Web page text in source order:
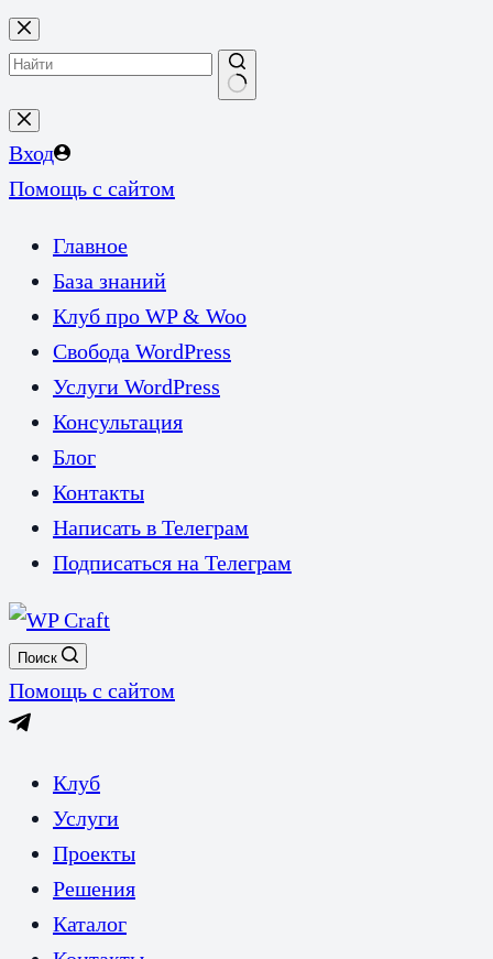
Перейти
к
Ничего
не
найдено
Вход
Помощь с сайтом
Главное
База знаний
Клуб про WP & Woo
Свобода WordPress
Услуги WordPress
Консультация
Блог
Контакты
Написать в Телеграм
Подписаться на Телеграм
Поиск
Помощь с сайтом
Клуб
Услуги
Проекты
Решения
Каталог